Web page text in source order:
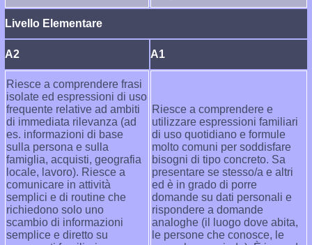
Livello Elementare
A2 A1
Riesce a comprendere frasi
isolate ed espressioni di uso
frequente relative ad ambiti
di immediata rilevanza (ad
es. informazioni di base
sulla persona e sulla
famiglia, acquisti, geografia
locale, lavoro). Riesce a
comunicare in attività
semplici e di routine che
richiedono solo uno
scambio di informazioni
semplice e diretto su
Riesce a comprendere e
utilizzare espressioni familiari
di uso quotidiano e formule
molto comuni per soddisfare
bisogni di tipo concreto. Sa
presentare se stesso/a e altri
ed è in grado di porre
domande su dati personali e
rispondere a domande
analoghe (il luogo dove abita,
le persone che conosce, le